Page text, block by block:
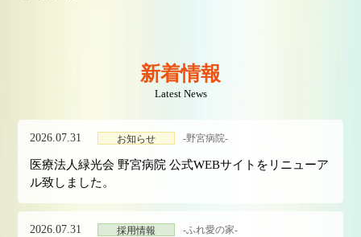
新着情報
Latest News
2026.07.31 お知らせ -野宮病院-
医療法人緑光会 野宮病院 公式WEBサイトをリニューア
ル致しました。
2026.07.31 採用情報 -ふれ愛の家-